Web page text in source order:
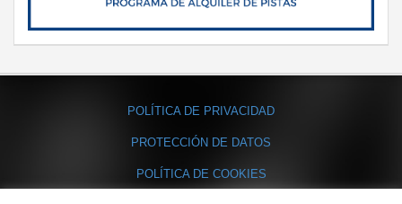
POLÍTICA DE PRIVACIDAD
PROTECCIÓN DE DATOS
POLÍTICA DE COOKIES